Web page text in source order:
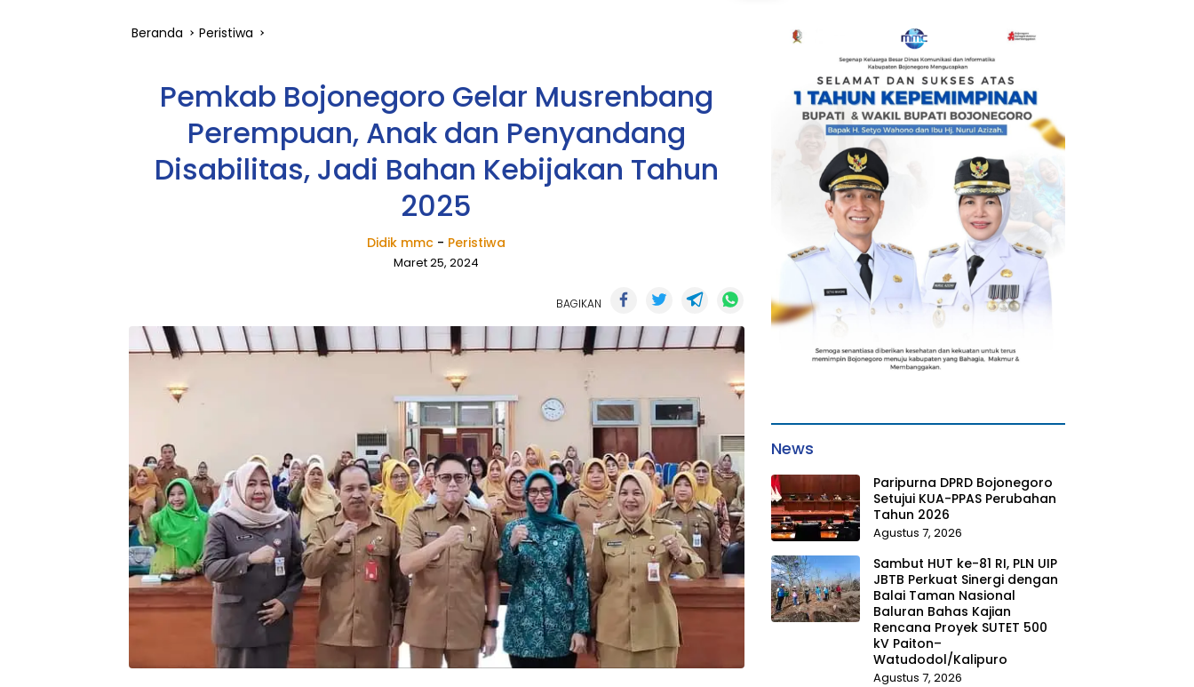
Beranda Peristiwa
Pemkab Bojonegoro Gelar Musrenbang
Perempuan, Anak dan Penyandang
Disabilitas, Jadi Bahan Kebijakan Tahun
2025
Didik mmc - Peristiwa
Maret 25, 2024
BAGIKAN
News
Paripurna DPRD Bojonegoro
Setujui KUA-PPAS Perubahan
Tahun 2026
Agustus 7, 2026
Sambut HUT ke-81 RI, PLN UIP
JBTB Perkuat Sinergi dengan
Balai Taman Nasional
Baluran Bahas Kajian
Rencana Proyek SUTET 500
kV Paiton–
Watudodol/Kalipuro
Agustus 7, 2026